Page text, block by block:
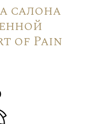
салона
of Pain